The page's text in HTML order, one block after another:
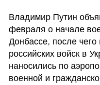
Владимир Путин
февраля о начале
Донбассе, после
российских войск в
наносились по
военной и